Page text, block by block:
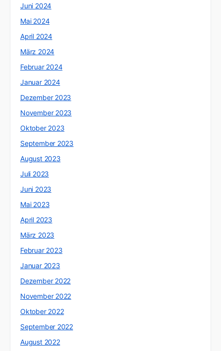
Juni 2024
Mai 2024
April 2024
März 2024
Februar 2024
Januar 2024
Dezember 2023
November 2023
Oktober 2023
September 2023
August 2023
Juli 2023
Juni 2023
Mai 2023
April 2023
März 2023
Februar 2023
Januar 2023
Dezember 2022
November 2022
Oktober 2022
September 2022
August 2022